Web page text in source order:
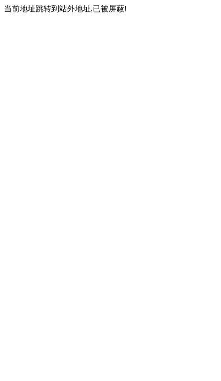
当前地址跳转到站外地址,已被屏蔽!